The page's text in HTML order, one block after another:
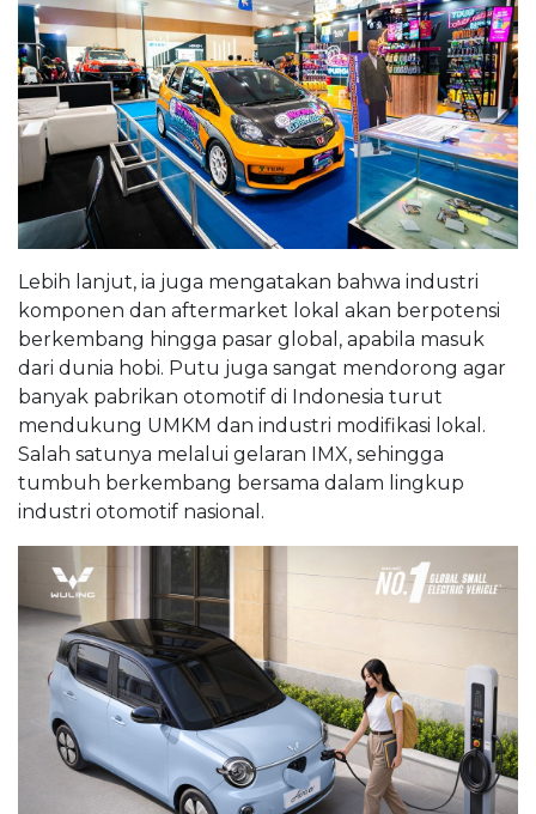
Lebih lanjut, ia juga mengatakan bahwa industri
komponen dan aftermarket lokal akan berpotensi
berkembang hingga pasar global, apabila masuk
dari dunia hobi. Putu juga sangat mendorong agar
banyak pabrikan otomotif di Indonesia turut
mendukung UMKM dan industri modifikasi lokal.
Salah satunya melalui gelaran IMX, sehingga
tumbuh berkembang bersama dalam lingkup
industri otomotif nasional.